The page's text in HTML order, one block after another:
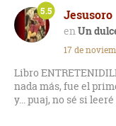
Jesusoro
Un
5.5
17 de
Libro
nada más, fue el
y... puaj, no sé si